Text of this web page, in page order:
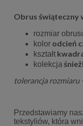
Obrus świąteczny
rozmiar
kolor odcień
kształt
kolekcja
tolerancja rozmiaru
Przedstawiamy
tekstyliów, która